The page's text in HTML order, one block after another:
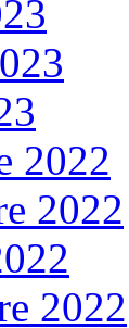
2022
2022
2022